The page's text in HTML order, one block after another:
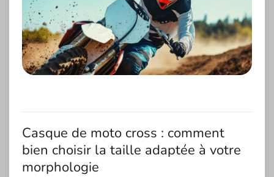
Casque de moto cross : comment
bien choisir la taille adaptée à votre
morphologie